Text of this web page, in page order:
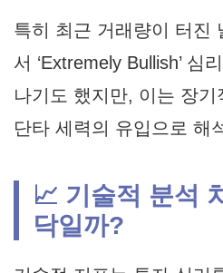
특히 최근 거래량이 터진
서 ‘Extremely Bullish’ 심
나기도 했지만, 이는 장
단타 세력의 유입으로 해
📈 기술적 분석
닥일까?